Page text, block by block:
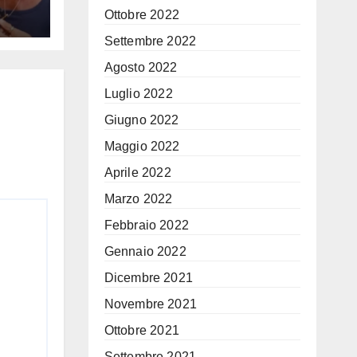
Ottobre 2022
Settembre 2022
Agosto 2022
Luglio 2022
Giugno 2022
Maggio 2022
Aprile 2022
Marzo 2022
Febbraio 2022
Gennaio 2022
Dicembre 2021
Novembre 2021
Ottobre 2021